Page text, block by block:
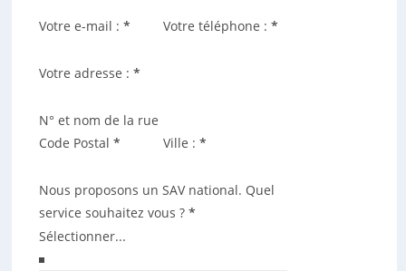
Votre e-mail : * Votre téléphone : *
Votre adresse : *
N° et nom de la rue
Code Postal * Ville : *
Nous proposons un SAV national. Quel
service souhaitez vous ? *